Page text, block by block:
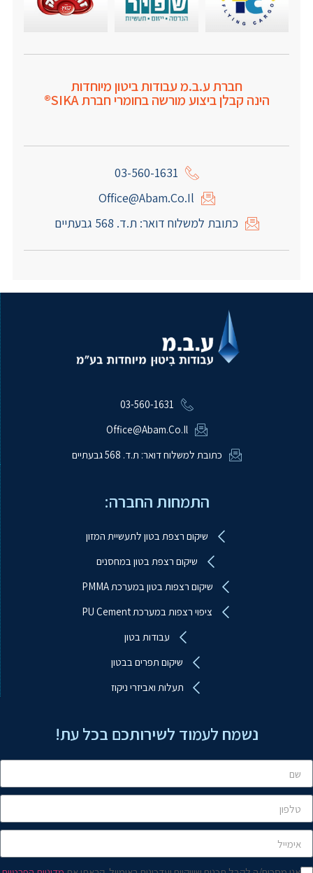
חברת ע.ב.מ עבודות ביטון מיוחדות
הינה קבלן ביצוע מורשה בחומרי חברת SIKA®
03-560-1631
Office@abam.co.il
כתובת למשלוח דואר: ת.ד. 568 גבעתיים
03-560-1631
Office@abam.co.il
כתובת למשלוח דואר: ת.ד. 568 גבעתיים
התמחות החברה:
שיקום רצפת בטון לתעשיית המזון
שיקום רצפת בטון במחסנים
שיקום רצפות בטון במערכת PMMA
ציפוי רצפות במערכת PU Cement
עבודות בטון
שיקום תפרים בבטון
תעלות ואביזרי ניקוז
נשמח לעמוד לשירותכם בכל עת!
ע.ב.מ עבודות ביטון מיוחדות